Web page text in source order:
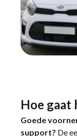
Hoe gaat
Goede
support? De